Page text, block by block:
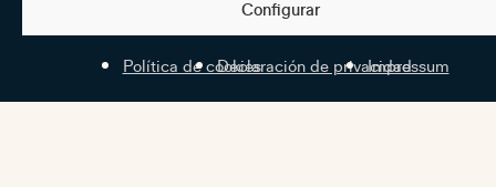
Configurar
Política de cookiesDeclaración de privacidad
Impressum